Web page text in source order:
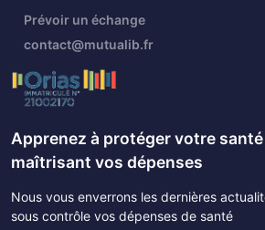
Prévoir un échange
contact@mutualib.fr
Apprenez à protéger votre
maîtrisant vos dépenses
Nous vous enverrons les dernières
sous contrôle vos dépenses de santé